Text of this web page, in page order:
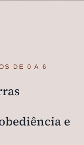
DE 0 A 6
e